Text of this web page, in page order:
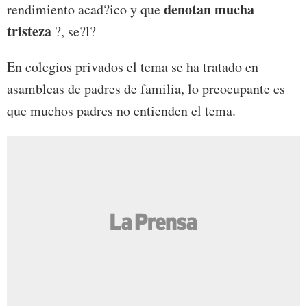
rendimiento acad?ico y quedenotan mucha
tristeza ?, se?l?
En colegios privados el tema se ha tratado en
asambleas de padres de familia, lo preocupante es
que muchos padres no entienden el tema.